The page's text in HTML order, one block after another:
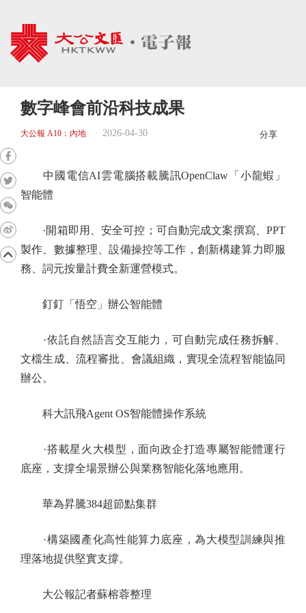
數字峰會前沿科技成果
大公報 A10：內地 2026-04-30 分享
中國電信AI雲電腦搭載騰訊OpenClaw「小龍蝦」
智能體
·開箱即用、安全可控；可自動完成文案撰寫、PPT
製作、數據整理、設備操控等工作，創新構建算力即服
務、詞元按量計費全新運營模式。
釘釘「悟空」辦公智能體
·依託自然語言交互能力，可自動完成任務拆解、
文檔生成、流程審批、會議組織，實現全流程智能協同
辦公。
科大訊飛Agent OS智能體操作系統
·搭載星火大模型，面向政企打造專屬智能體運行
底座，支撐全場景辦公與業務智能化落地應用。
華為昇騰384超節點集群
·構築國產化高性能算力底座，為大模型訓練與推
理落地提供堅實支撐。
大公報記者蘇榕蓉整理